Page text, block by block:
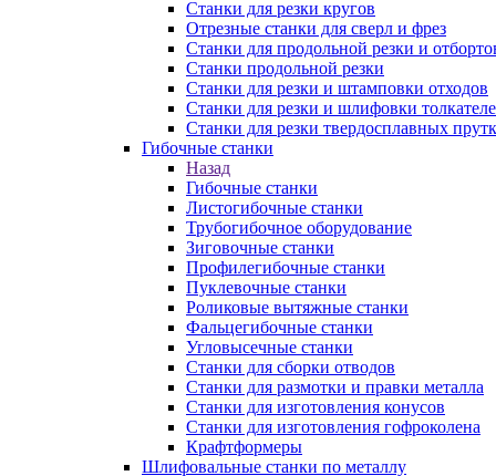
Станки для резки кругов
Отрезные станки для сверл и фрез
Станки для продольной резки и
Станки продольной резки
Станки для резки и штамповки отходов
Станки для резки и шлифовки
Станки для резки твердосплавных
Гибочные станки
Назад
Гибочные станки
Листогибочные станки
Трубогибочное оборудование
Зиговочные станки
Профилегибочные станки
Пуклевочные станки
Роликовые вытяжные станки
Фальцегибочные станки
Угловысечные станки
Станки для сборки отводов
Станки для размотки и правки металла
Станки для изготовления конусов
Станки для изготовления гофроколена
Крафтформеры
Шлифовальные станки по металлу